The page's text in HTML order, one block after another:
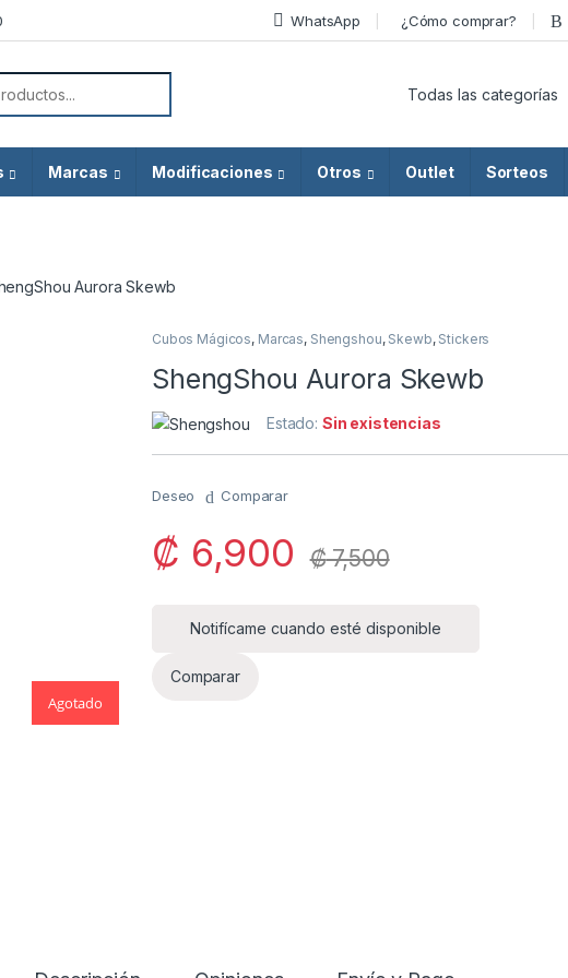
WhatsApp ¿Cómo comprar?
Marcas Modificaciones Otros Outlet Sorteos
Aurora Skewb
Agotado
Cubos Mágicos, Marcas, Shengshou, Skewb, Stickers
ShengShou Aurora Skewb
Estado: Sin existencias
Deseo Comparar
₡ 6,900 ₡7,500
Notifícame cuando esté disponible
Comparar